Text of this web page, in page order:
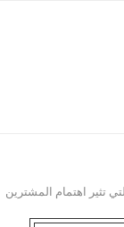
تثير اهتمام المشترين